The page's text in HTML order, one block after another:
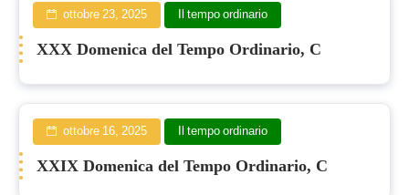
ottobre 23, 2025 Il tempo ordinario
XXX Domenica del Tempo Ordinario, C
ottobre 16, 2025 Il tempo ordinario
XXIX Domenica del Tempo Ordinario, C